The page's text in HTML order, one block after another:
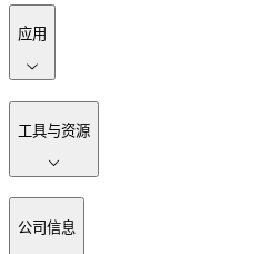
应用
工具与资源
公司信息